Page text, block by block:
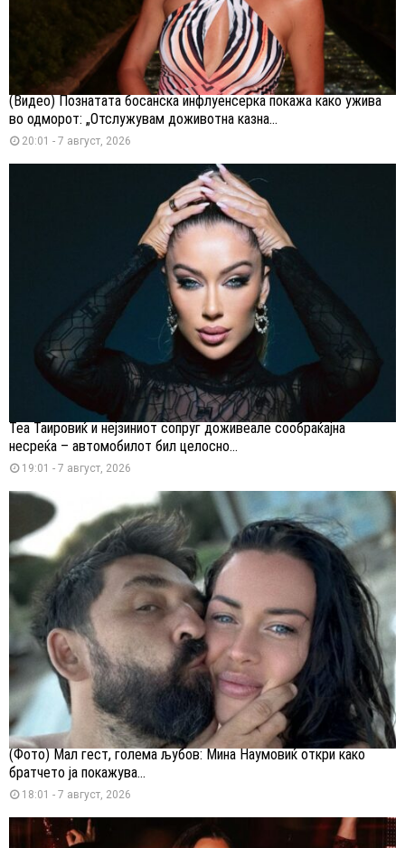
(Видео) Познатата босанска инфлуенсерка покажа како ужива
во одморот: „Отслужувам доживотна казна...
20:01 - 7 август, 2026
Теа Таировиќ и нејзиниот сопруг доживеале сообраќајна
несреќа – автомобилот бил целосно...
19:01 - 7 август, 2026
(Фото) Мал гест, голема љубов: Мина Наумовиќ откри како
братчето ја покажува...
18:01 - 7 август, 2026